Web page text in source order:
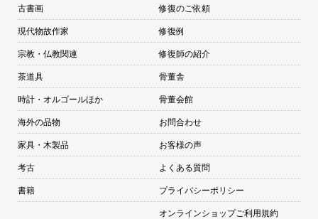
古書画
現代物故作家
宗教・仏教関連
茶道具
時計・オルゴールほか
海外の品物
家具・木製品
考古
書籍
修復のご依頼
修復例
修復師の紹介
骨董舎
骨董会館
お問合わせ
お客様の声
よくある質問
プライバシーポリシー
オンラインショップご利用規約